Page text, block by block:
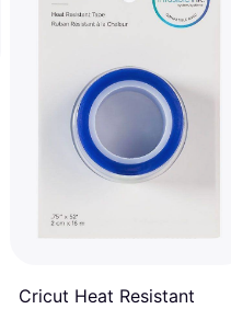
Cricut Heat Resistant